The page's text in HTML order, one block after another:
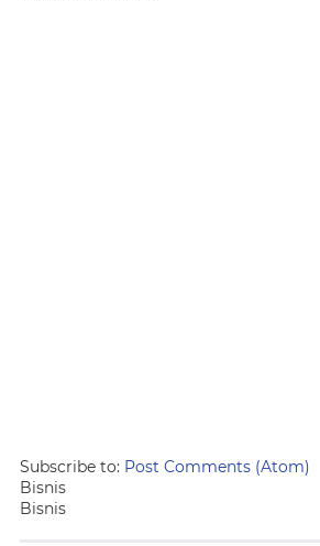
Subscribe to: Post Comments (Atom)
Bisnis
Bisnis